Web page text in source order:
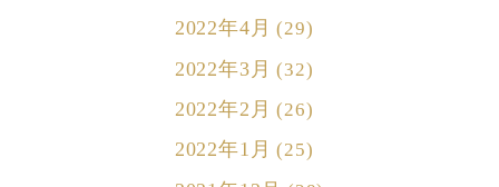
2022年4月 (29)
2022年3月 (32)
2022年2月 (26)
2022年1月 (25)